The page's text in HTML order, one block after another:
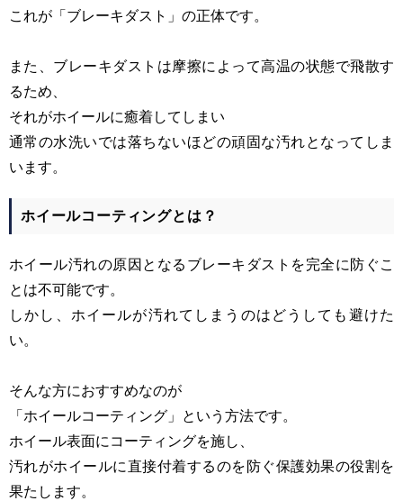
これが「ブレーキダスト」の正体です。
また、ブレーキダストは摩擦によって高温の状態で飛散す
るため、
それがホイールに癒着してしまい
通常の水洗いでは落ちないほどの頑固な汚れとなってしま
います。
ホイールコーティングとは？
ホイール汚れの原因となるブレーキダストを完全に防ぐこ
とは不可能です。
しかし、ホイールが汚れてしまうのはどうしても避けた
い。
そんな方におすすめなのが
「ホイールコーティング」という方法です。
ホイール表面にコーティングを施し、
汚れがホイールに直接付着するのを防ぐ保護効果の役割を
果たします。